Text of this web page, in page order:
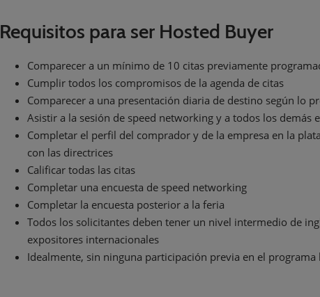
Requisitos para ser Hosted Buyer
Comparecer a un mínimo de 10 citas previamente
Cumplir todos los compromisos de la agenda de citas
Comparecer a una presentación diaria de destino según lo
Asistir a la sesión de speed networking y a todos los demás
Completar el perfil del comprador y de la empresa en la
con las directrices
Calificar todas las citas
Completar una encuesta de speed networking
Completar la encuesta posterior a la feria
Todos los solicitantes deben tener un nivel intermedio de
expositores internacionales
Idealmente, sin ninguna participación previa en el